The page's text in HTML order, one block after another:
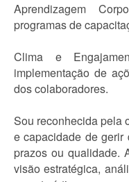
Aprendizagem
programas de
Clima e
implementação de
dos colaboradores.
Sou reconhecida pela
e capacidade de gerir
prazos ou qualidade.
visão estratégica,